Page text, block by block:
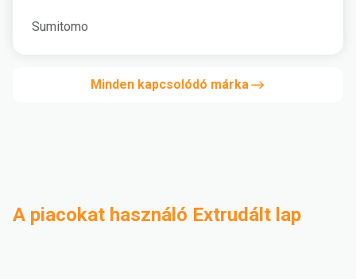
Sumitomo
Minden kapcsolódó márka
A piacokat használó Extrudált lap